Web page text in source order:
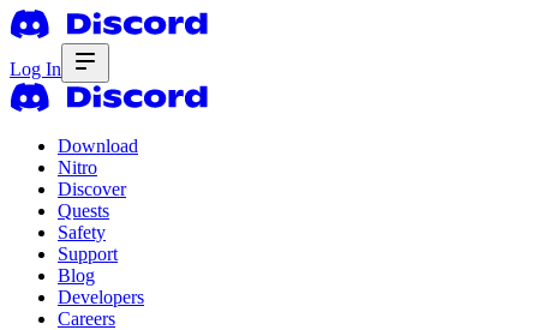
Log In
Download
Nitro
Discover
Quests
Safety
Support
Blog
Developers
Careers